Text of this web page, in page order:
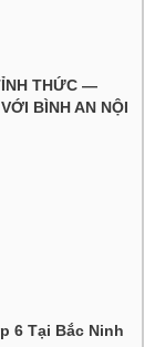
THỨC —
BÌNH AN NỘI
6 Tại Bắc Ninh